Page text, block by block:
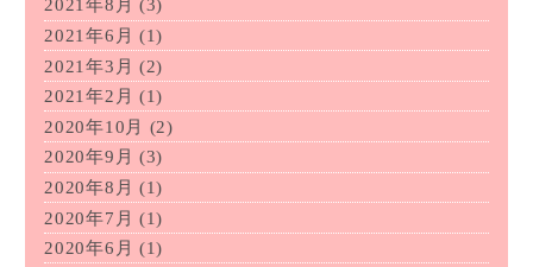
2021年8月 (3)
2021年6月 (1)
2021年3月 (2)
2021年2月 (1)
2020年10月
(2)
2020年9月 (3)
2020年8月 (1)
2020年7月 (1)
2020年6月 (1)